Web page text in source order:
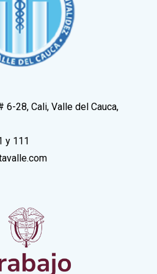
6-28, Cali, Valle del Cauca,
y 111